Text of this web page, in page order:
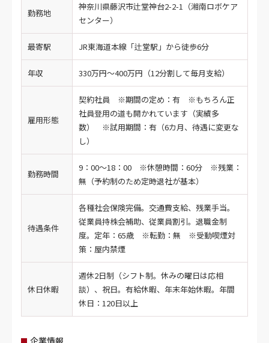
勤務地
神奈川県藤沢市辻堂神台2-2-1（湘南ロボケア
センター）
最寄駅 JR東海道本線「辻堂駅」から徒歩6分
年収 330万円～400万円（12分割して毎月支給）
雇用形態
契約社員 ※期間の定め：有 ※もちろん正
社員登用の道も開かれています（実績多
数） ※試用期間：有（6カ月、待遇に変更な
し）
勤務時間
9：00～18：00 ※休憩時間：60分 ※残業：
無（予約制のため定時退社が基本）
待遇条件
各種社会保険完備。交通費支給、残業手当。
従業員持株会補助、従業員割引。退職金制
度。定年：65歳 ※転勤：無 ※受動喫煙対
策：屋内禁煙
休日休暇
週休2日制（シフト制。休みの曜日は応相
談）、祝日。有給休暇、年末年始休暇。年間
休日：120日以上
企業情報